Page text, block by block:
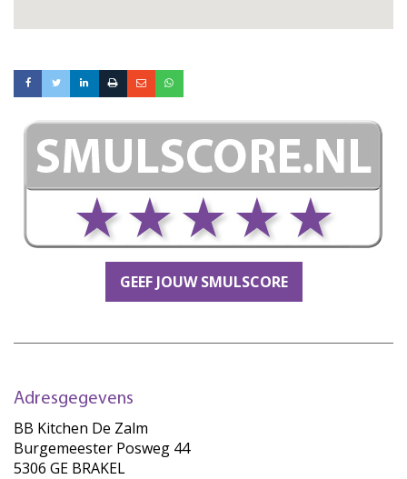
GEEF JOUW SMULSCORE
Adresgegevens
BB Kitchen De Zalm
Burgemeester Posweg 44
5306 GE BRAKEL